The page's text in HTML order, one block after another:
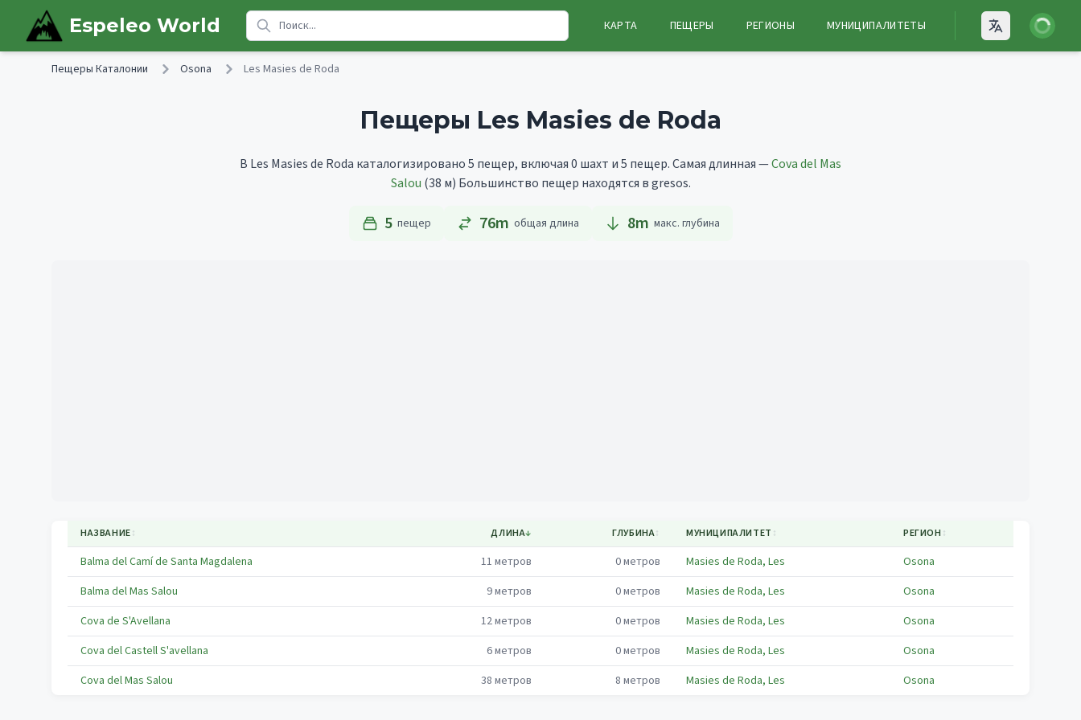
Skip to main content
Espeleo World КАРТА ПЕЩЕРЫ РЕГИОНЫ МУНИЦИПАЛИТЕТЫ Open
Войти
Пещеры Каталонии Osona Les Masies de Roda
Пещеры Les Masies de Roda
В Les Masies de Roda каталогизировано 5 пещер, включая 0 шахт и 5 пещер.Самая длинная —Cova del Mas
Salou (38 м) Большинство пещер находятся в gresos.
5 пещер 76m общая длина 8m макс. глубина
НАЗВАНИЕ↕ ДЛИНА↓ ГЛУБИНА↕ МУНИЦИПАЛИТЕТ ↕ РЕГИОН ↕
Balma del Camí de Santa Magdalena 11 метров 0метров Masies de Roda, Les
Osona
Balma del Mas Salou
9метров 0метров Masies de Roda, Les
Osona
Cova de S'Avellana
12метров 0метров Masies de Roda, Les
Osona
Cova del Castell S'avellana
6метров 0метров Masies de Roda, Les
Osona
Cova del Mas Salou
38 метров 8 метров Masies de Roda, Les Osona